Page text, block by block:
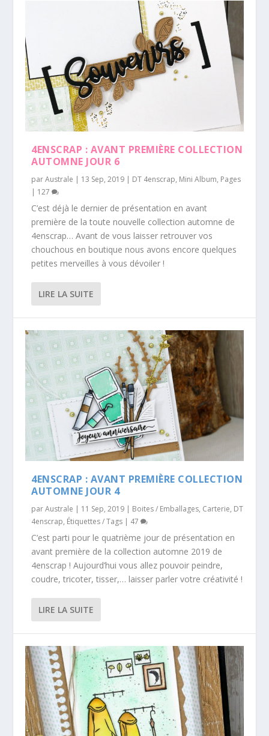
4ENSCRAP : AVANT PREMIÈRE COLLECTION
AUTOMNE JOUR 6
parAustrale | 13 Sep, 2019 | DT 4enscrap, Mini Album, Pages
| 127
C’est déjà le dernier de présentation en avant
première de la toute nouvelle collection automne de
4enscrap… Avant de vous laisser retrouver vos
chouchous en boutique nous avons encore quelques
petites merveilles à vous dévoiler !
LIRE LA SUITE
4ENSCRAP : AVANT PREMIÈRE COLLECTION
AUTOMNE JOUR 4
parAustrale | 11 Sep, 2019 | Boites / Emballages, Carterie, DT
4enscrap, Étiquettes / Tags | 47
C’est parti pour le quatrième jour de présentation en
avant première de la collection automne 2019 de
4enscrap ! Aujourd’hui vous allez pouvoir peindre,
coudre, tricoter, tisser,… laisser parler votre créativité !
LIRE LA SUITE